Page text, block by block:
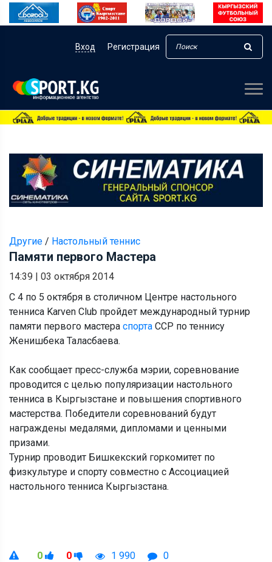
Вход Регистрация
Другие / Настольный теннис
Памяти первого Мастера
14:39 | 03 октября 2014
С 4 по 5 октября в столичном Центре настольного
тенниса Karven Club пройдет международный турнир
памяти первого мастера спорта ССР по теннису
Женишбека Таласбаева.
Как сообщает пресс-служба мэрии, соревнование
проводится с целью популяризации настольного
тенниса в Кыргызстане и повышения спортивного
мастерства. Победители соревнований будут
награждены медалями, дипломами и ценными
призами.
Турнир проводит Бишкекский горкомитет по
физкультуре и спорту совместно с Ассоциацией
настольного тенниса Кыргызстана.
0 0 1 990 0